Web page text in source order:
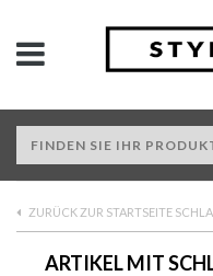
ZURÜCK ZUR STARTSEITE
ARTIKEL MIT